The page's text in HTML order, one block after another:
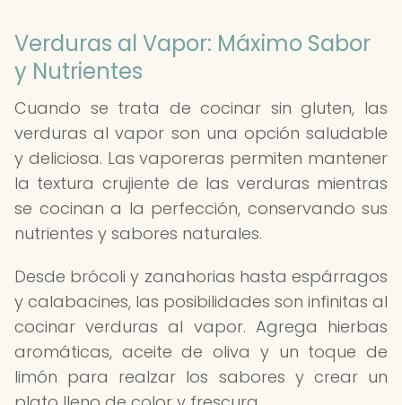
Verduras al Vapor: Máximo Sabor
y Nutrientes
Cuando se trata de cocinar sin gluten, las
verduras al vapor son una opción saludable
y deliciosa. Las vaporeras permiten mantener
la textura crujiente de las verduras mientras
se cocinan a la perfección, conservando sus
nutrientes y sabores naturales.
Desde brócoli y zanahorias hasta espárragos
y calabacines, las posibilidades son infinitas al
cocinar verduras al vapor. Agrega hierbas
aromáticas, aceite de oliva y un toque de
limón para realzar los sabores y crear un